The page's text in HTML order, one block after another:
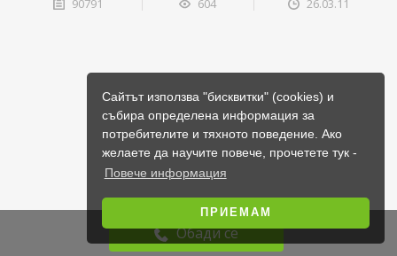
Сайтът използва "бисквитки" (cookies) и
събира определена информация за
потребителите и тяхното поведение. Ако
желаете да научите повече, прочетете тук -
Повече информация
ПРИЕМАМ
Обади се
90791 604 26.03.11